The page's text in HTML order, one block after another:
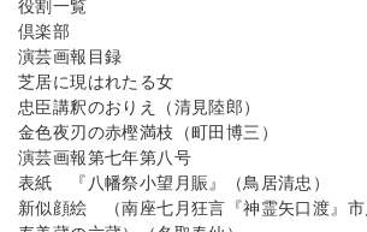
役割一覧
倶楽部
演芸画報目録
芝居に現はれたる女
忠臣講釈のおりえ（清見陸郎）
金色夜刃の赤樫満枝（町田博三）
演芸画報第七年第八号
表紙 『八幡祭小望月賑』（鳥居清忠）
新似顔絵 （南座七月狂言『神霊矢口渡』